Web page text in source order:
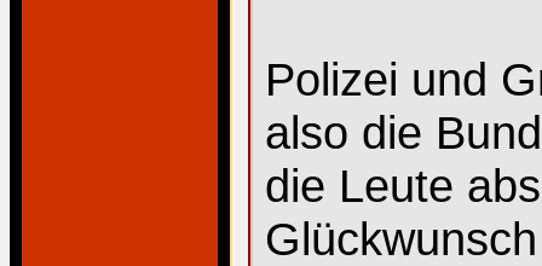
Polizei und
also die
die Leute